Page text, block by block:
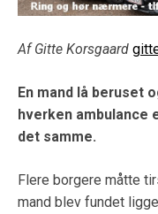
Af Gitte Korsgaard
En mand lå beruset
hverken ambulance
det samme.
Flere borgere måtte
mand blev fundet